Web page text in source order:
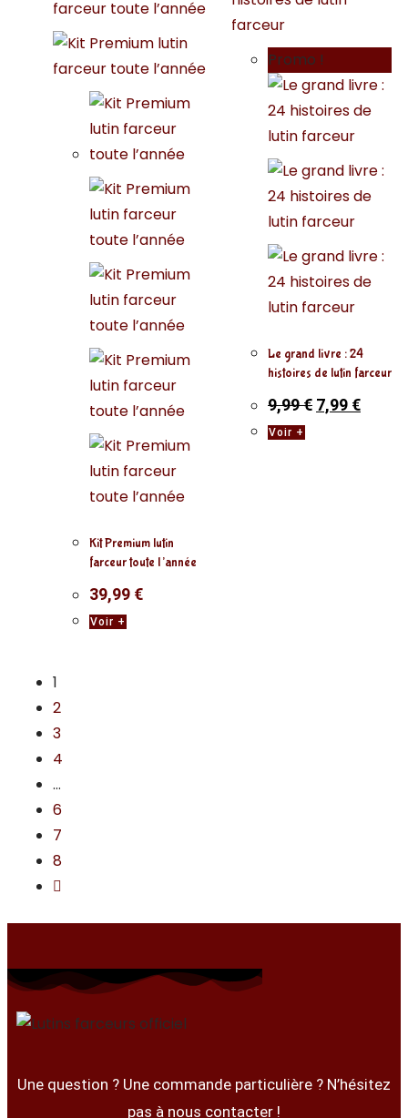
Kit Premium lutin
farceur toute l’année
39,99 €
Voir +
Promo !
Le grand livre : 24
histoires de lutin farceur
9,99€ 7,99 €
Voir +
1
2
3
4
…
6
7
8
Une question ? Une commande particulière ? N’hésitez
pas à nous contacter !